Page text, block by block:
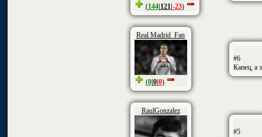
(144| 121| -23)
Real Madrid_Fan
(0|0|0)
#6
Капец, а
RaulGonzalez
#5